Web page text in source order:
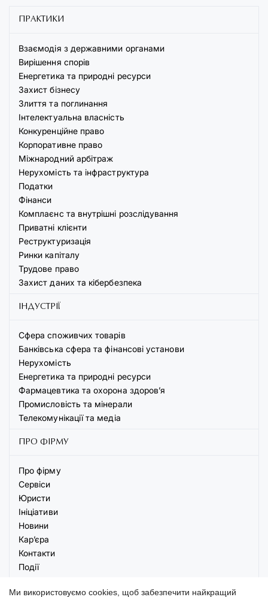
ПРАКТИКИ
Взаємодія з державними органами
Вирішення спорів
Енергетика та природні ресурси
Захист бізнесу
Злиття та поглинання
Інтелектуальна власність
Конкуренційне право
Корпоративне право
Міжнародний арбітраж
Нерухомість та інфраструктура
Податки
Фінанси
Комплаєнс та внутрішні розслідування
Приватні клієнти
Реструктуризація
Ринки капіталу
Трудове право
Захист даних та кібербезпека
ІНДУСТРІЇ
Сфера споживчих товарів
Банківська сфера та фінансові установи
Нерухомість
Енергетика та природні ресурси
Фармацевтика та охорона здоров’я
Промисловість та мінерали
Телекомунікації та медіа
ПРО ФІРМУ
Про фірму
Сервіси
Юристи
Ініціативи
Новини
Кар’єра
Контакти
Події
Ми використовуємо cookies, щоб забезпечити найкращий